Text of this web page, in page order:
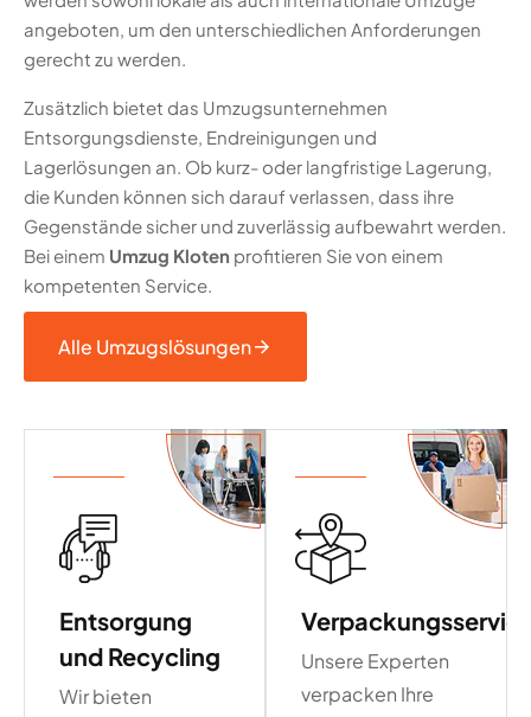
angeboten, um den unterschiedlichen Anforderungen
gerecht zu werden.
Zusätzlich bietet das Umzugsunternehmen
Entsorgungsdienste, Endreinigungen und
Lagerlösungen an. Ob kurz- oder langfristige Lagerung,
die Kunden können sich darauf verlassen, dass ihre
Gegenstände sicher und zuverlässig aufbewahrt werden.
Bei einem Umzug Kloten profitieren Sie von einem
kompetenten Service.
Alle Umzugslösungen
Entsorgung
und Recycling
Wir bieten
Unsere Experten
verpacken Ihre